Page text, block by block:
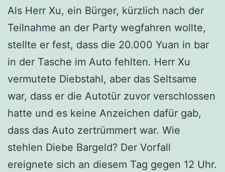
Als Herr Xu, ein Bürger, kürzlich nach der
Teilnahme an der Party wegfahren wollte,
stellte er fest, dass die 20.000 Yuan in bar
in der Tasche im Auto fehlten. Herr Xu
vermutete Diebstahl, aber das Seltsame
war, dass er die Autotür zuvor verschlossen
hatte und es keine Anzeichen dafür gab,
dass das Auto zertrümmert war. Wie
stehlen Diebe Bargeld? Der Vorfall
ereignete sich an diesem Tag gegen 12 Uhr.